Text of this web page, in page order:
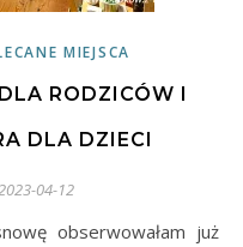
MIEJSCA
RODZICÓW I
DLA DZIECI
04-12